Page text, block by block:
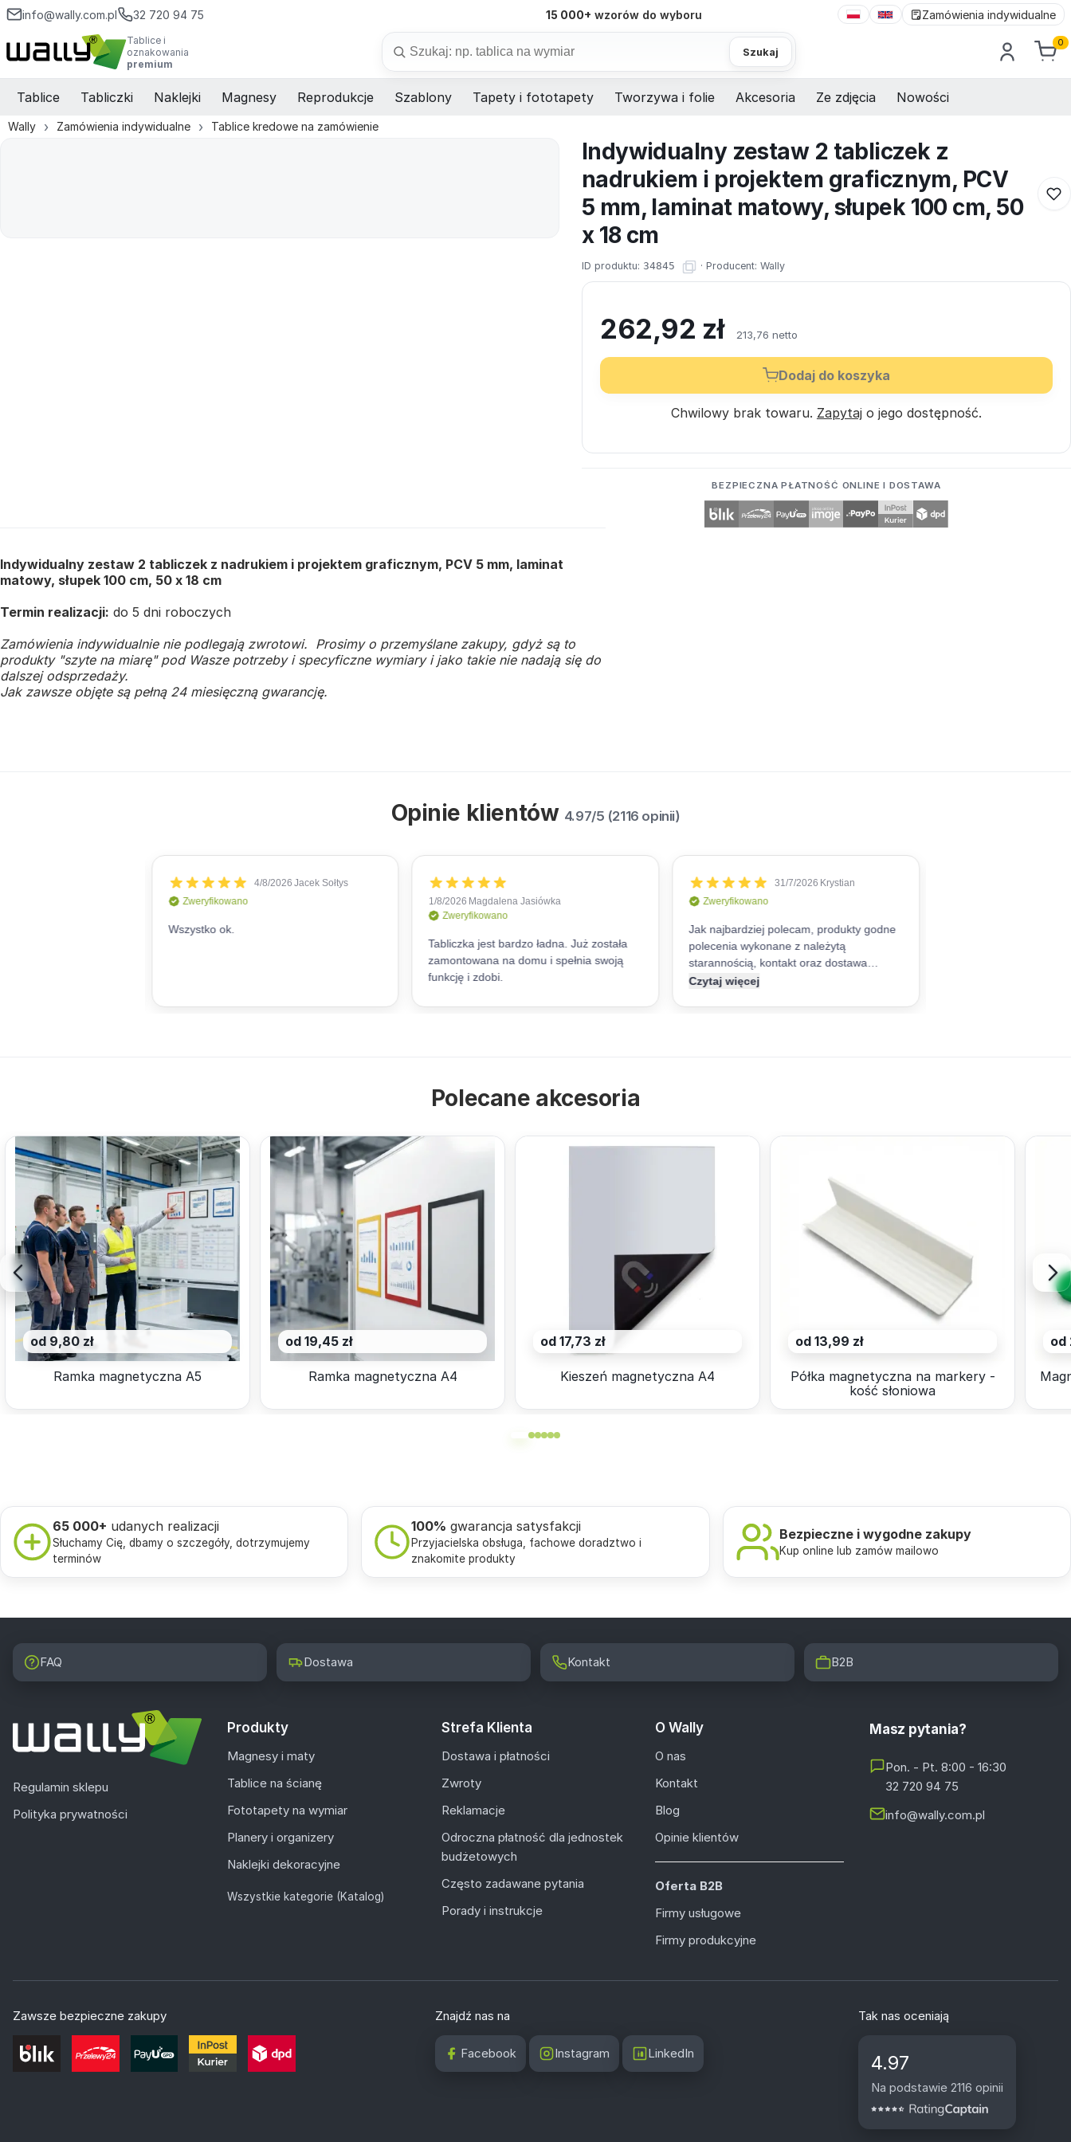
info@wally.com.pl 32 720 94 75 15 000+ wzorów do wyboru
98%dostaw na czas Zamówienia indywidualne
Tablice i
oznakowania
premium
Szukaj
0
Tablice Tabliczki Naklejki Magnesy Reprodukcje Szablony Tapety i fototapety Tworzywa i folie Akcesoria Ze zdjęcia Nowości
Wally Zamówienia indywidualne Tablice kredowe na zamówienie
Indywidualny zestaw 2 tabliczek z
nadrukiem i projektem graficznym, PCV
5 mm, laminat matowy, słupek 100 cm, 50
x 18 cm
ID produktu: 34845 · Producent: Wally
262,92 zł 213,76 netto
Dodaj do koszyka
Chwilowy brak towaru. Zapytaj o jego dostępność.
BEZPIECZNA PŁATNOŚĆ ONLINE I DOSTAWA
Indywidualny zestaw 2 tabliczek z nadrukiem i projektem graficznym, PCV 5 mm, laminat
matowy, słupek 100 cm, 50 x 18 cm
Termin realizacji: do 5 dni roboczych
Zamówienia indywidualnie nie podlegają zwrotowi. Prosimy o przemyślane zakupy, gdyż są to
produkty "szyte na miarę" pod Wasze potrzeby i specyficzne wymiary i jako takie nie nadają się do
dalszej odsprzedaży.
Jak zawsze objęte są pełną 24 miesięczną gwarancję.
Opinie klientów 4.97/5 (2116 opinii)
Polecane akcesoria
od 9,80 zł
Ramka magnetyczna A5
od 19,45 zł
Ramka magnetyczna A4
od 17,73 zł
Kieszeń magnetyczna A4
od 13,99 zł
Półka magnetyczna na markery -
kość słoniowa
od
65 000+ udanych realizacji
Słuchamy Cię, dbamy o szczegóły, dotrzymujemy
terminów
100% gwarancja satysfakcji
Przyjacielska obsługa, fachowe doradztwo i
znakomite produkty
Bezpieczne i wygodne zakupy
Kup online lub zamów mailowo
FAQ Dostawa Kontakt B2B
Regulamin sklepu
Polityka prywatności
Produkty
Magnesy i maty
Tablice na ścianę
Fototapety na wymiar
Planery i organizery
Naklejki dekoracyjne
Wszystkie kategorie (Katalog)
Strefa Klienta
Dostawa i płatności
Zwroty
Reklamacje
Odroczna płatność dla jednostek
budżetowych
Często zadawane pytania
Porady i instrukcje
O Wally
O nas
Kontakt
Blog
Opinie klientów
Oferta B2B
Firmy usługowe
Firmy produkcyjne
Masz pytania?
Pon. - Pt. 8:00 - 16:30
32 720 94 75
info@wally.com.pl
Zawsze bezpieczne zakupy Znajdź nas na
Facebook Instagram LinkedIn
Tak nas oceniają
4.97
Na podstawie 2116 opinii